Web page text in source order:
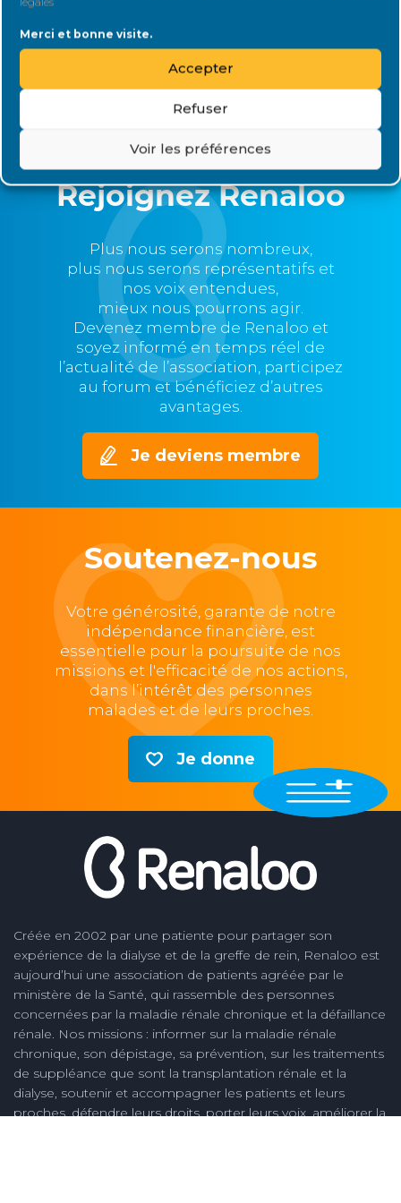
Merci et bonne visite.
Accepter
Refuser
Voir les préférences
Rejoignez Renaloo
Plus nous serons nombreux,
plus nous serons représentatifs et
nos voix entendues,
mieux nous pourrons agir.
Devenez membre de Renaloo et
soyez informé en temps réel de
l’actualité de l’association, participez
au forum et bénéficiez d’autres
avantages.
Je deviens membre
Soutenez-nous
Votre générosité, garante de notre
indépendance financière, est
essentielle pour la poursuite de nos
missions et l'efficacité de nos actions,
dans l’intérêt des personnes
malades et de leurs proches.
Je donne
Créée en 2002 par une patiente pour partager son
expérience de la dialyse et de la greffe de rein, Renaloo est
aujourd’hui une association de patients agréée par le
ministère de la Santé, qui rassemble des personnes
concernées par la maladie rénale chronique et la défaillance
rénale. Nos missions : informer sur la maladie rénale
chronique, son dépistage, sa prévention, sur les traitements
de suppléance que sont la transplantation rénale et la
dialyse, soutenir et accompagner les patients et leurs
proches, défendre leurs droits, porter leurs voix, améliorer la